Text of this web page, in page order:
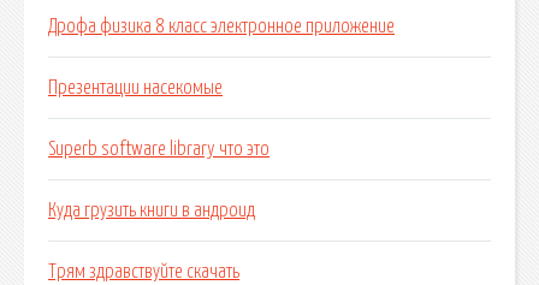
Дрофа физика 8 класс электронное приложение
Презентации насекомые
Superb software library что это
Куда грузить книги в андроид
Трям здравствуйте скачать